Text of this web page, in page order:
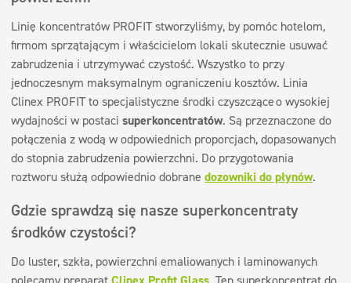
Typ mycia
Mycie maszynowe
Mycie ręczne
Certyfikat
ECOLABEL
Safe for You Safe for Earth
Świadectwo PZH
Linię koncentratów PROFIT stworzyliśmy, by pomóc hotelom,
firmom sprzątającym i właścicielom lokali skutecznie usuwać
zabrudzenia i utrzymywać czystość. Wszystko to przy
jednoczesnym maksymalnym ograniczeniu kosztów. Linia
Clinex PROFIT to specjalistyczne środki czyszcząceo wysokiej
wydajności w postaci superkoncentratów. Są przeznaczone do
połączenia z wodą w odpowiednich proporcjach, dopasowanych
do stopnia zabrudzenia powierzchni. Do przygotowania
roztworu służą odpowiednio dobrane dozowniki do płynów.
Gdzie sprawdzą się nasze superkoncentraty
środków czystości?
Do luster, szkła, powierzchni emaliowanych i laminowanych